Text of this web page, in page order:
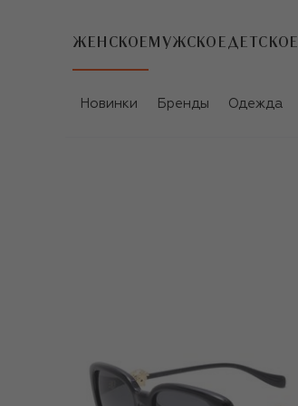
ЖЕНСКОЕ МУЖСКОЕ ДЕТСКОЕ
Новинки Бренды Одежда